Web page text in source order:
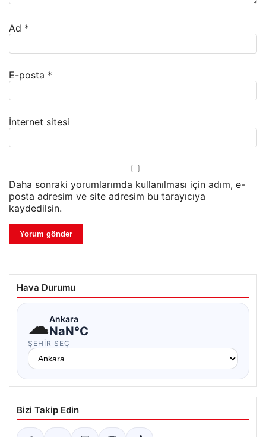
Ad *
E-posta *
İnternet sitesi
Daha sonraki yorumlarımda kullanılması için adım, e-
posta adresim ve site adresim bu tarayıcıya
kaydedilsin.
Hava Durumu
☁Ankara
NaN°C
ŞEHIR SEÇ
Bizi Takip Edin